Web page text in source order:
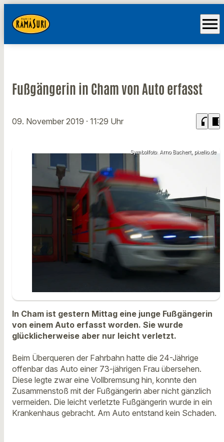
menu
Fußgängerin in Cham von Auto erfasst
09. November 2019 · 11:29 Uhr headphones chrome_reader_mode
Symbolfoto: Arno Bachert, pixelio.de
In Cham ist gestern Mittag eine junge Fußgängerin
von einem Auto erfasst worden. Sie wurde
glücklicherweise aber nur leicht verletzt.
Beim Überqueren der Fahrbahn hatte die 24-Jährige
offenbar das Auto einer 73-jährigen Frau übersehen.
Diese legte zwar eine Vollbremsung hin, konnte den
Zusammenstoß mit der Fußgängerin aber nicht gänzlich
vermeiden. Die leicht verletzte Fußgängerin wurde in ein
Krankenhaus gebracht. Am Auto entstand kein Schaden.